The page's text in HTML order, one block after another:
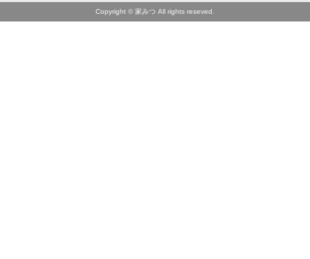
Copyright © 家みつ All rights reseved.